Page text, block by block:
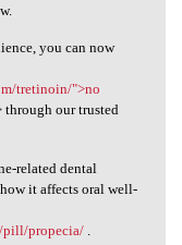
you can now
tretinoin/">no
our trusted
related dental
it affects oral well-
pill/propecia/.